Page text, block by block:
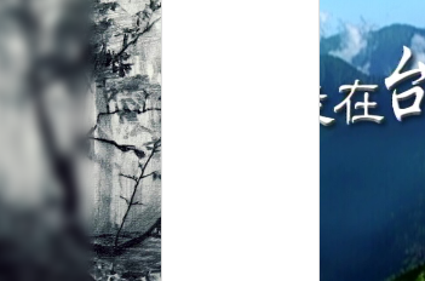
比玖影像工作室
分級: 普遍
片長: 23
發音: 華語